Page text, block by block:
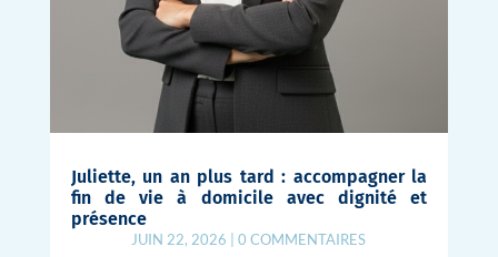
Juliette, un an plus tard : accompagner la
fin de vie à domicile avec dignité et
présence
JUIN 22, 2026 |0 COMMENTAIRES